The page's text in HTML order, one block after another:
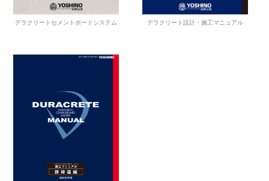
デラクリートセメントボードシステム デラクリート設計・施工マニュアル